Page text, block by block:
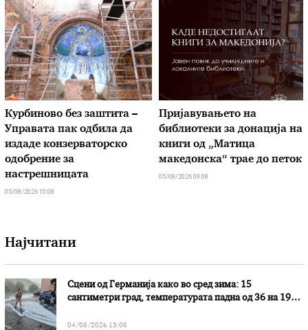
Курбиново без заштита –
Управата пак одбила да
издаде конзерваторско
одобрение за
настрешницата
05/08/2026 10:08
Пријавувањето на
библиотеки за донација на
книги од „Матица
македонска“ трае до петок
05/08/2026 09:08
Најчитани
Сцени од Германија како во сред зима: 15
сантиметри град, температурата падна од 36 на 19
04/08/2026 13:08